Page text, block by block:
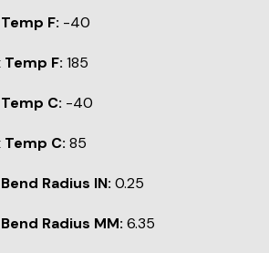
F: -40
Temp F: 185
C: -40
Temp C: 85
Radius IN: 0.25
Radius MM: 6.35